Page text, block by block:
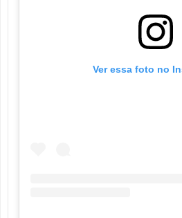
Ver essa foto no